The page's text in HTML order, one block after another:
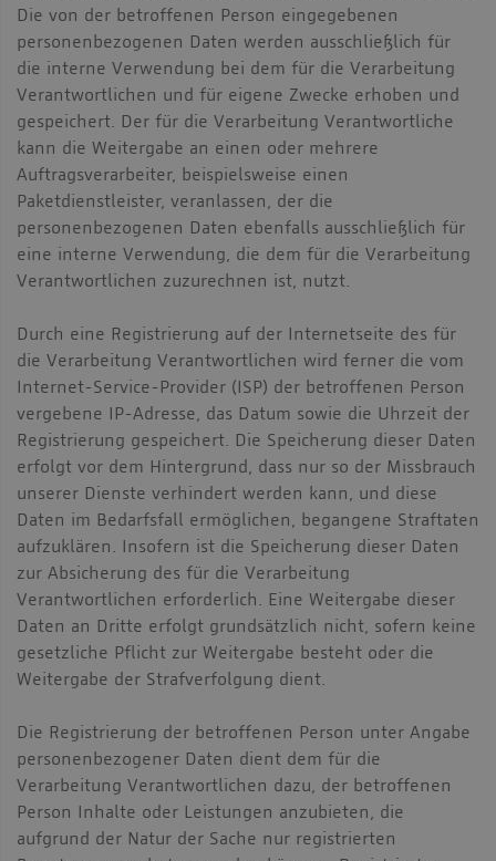
Die von der betroffenen Person eingegebenen
personenbezogenen Daten werden ausschließlich für
die interne Verwendung bei dem für die Verarbeitung
Verantwortlichen und für eigene Zwecke erhoben und
gespeichert. Der für die Verarbeitung Verantwortliche
kann die Weitergabe an einen oder mehrere
Auftragsverarbeiter, beispielsweise einen
Paketdienstleister, veranlassen, der die
personenbezogenen Daten ebenfalls ausschließlich für
eine interne Verwendung, die dem für die Verarbeitung
Verantwortlichen zuzurechnen ist, nutzt.
Durch eine Registrierung auf der Internetseite des für
die Verarbeitung Verantwortlichen wird ferner die vom
Internet-Service-Provider (ISP) der betroffenen Person
vergebene IP-Adresse, das Datum sowie die Uhrzeit der
Registrierung gespeichert. Die Speicherung dieser Daten
erfolgt vor dem Hintergrund, dass nur so der Missbrauch
unserer Dienste verhindert werden kann, und diese
Daten im Bedarfsfall ermöglichen, begangene Straftaten
aufzuklären. Insofern ist die Speicherung dieser Daten
zur Absicherung des für die Verarbeitung
Verantwortlichen erforderlich. Eine Weitergabe dieser
Daten an Dritte erfolgt grundsätzlich nicht, sofern keine
gesetzliche Pflicht zur Weitergabe besteht oder die
Weitergabe der Strafverfolgung dient.
Die Registrierung der betroffenen Person unter Angabe
personenbezogener Daten dient dem für die
Verarbeitung Verantwortlichen dazu, der betroffenen
Person Inhalte oder Leistungen anzubieten, die
aufgrund der Natur der Sache nur registrierten